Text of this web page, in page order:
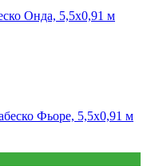
Онда, 5,5x0,91 м